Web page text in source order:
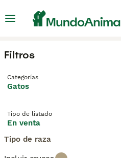
Filtros
Categorías
Gatos
Tipo de listado
En venta
Tipo de raza